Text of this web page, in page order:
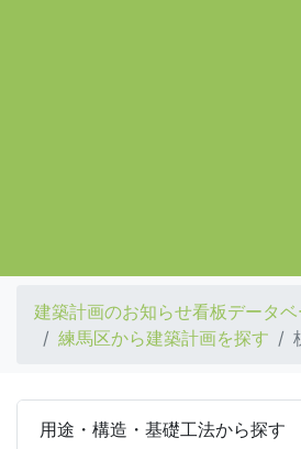
建築計画のお知らせ看板データベ
練馬区から建築計画を探す
用途・構造・基礎工法から探す